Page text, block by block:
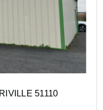
51110